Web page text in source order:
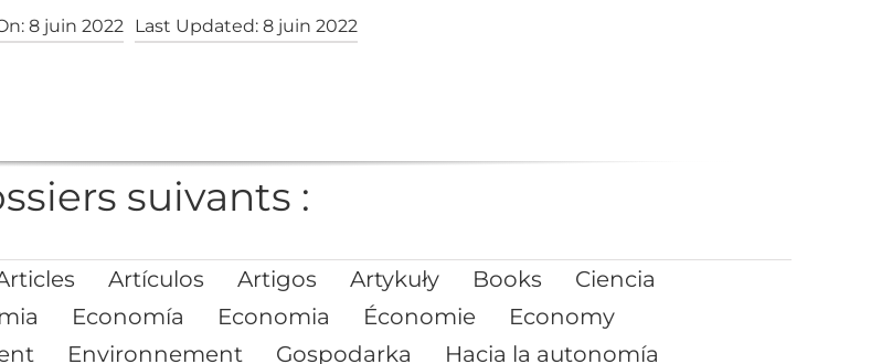
8 juin 2022 Last Updated: 8 juin 2022
suivants :
Artículos Artigos Artykuły Books
Ciencia
Economía Economia Économie
Economy
Environnement Gospodarka
Hacia la autonomía